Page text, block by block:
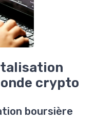
crypto
boursière